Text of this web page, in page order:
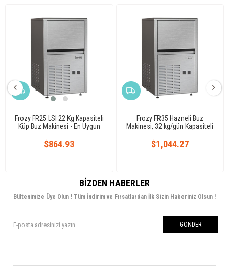
Frozy FR25 LSI 22 Kg Kapasiteli
Küp Buz Makinesi - En Uygun
$864.93
Frozy FR35 Hazneli Buz
Makinesi, 32 kg/gün Kapasiteli
$1,044.27
BIZDEN HABERLER
Bültenimize Üye Olun ! Tüm İndirim ve Fırsatlardan İlk Sizin Haberiniz Olsun !
GÖNDER